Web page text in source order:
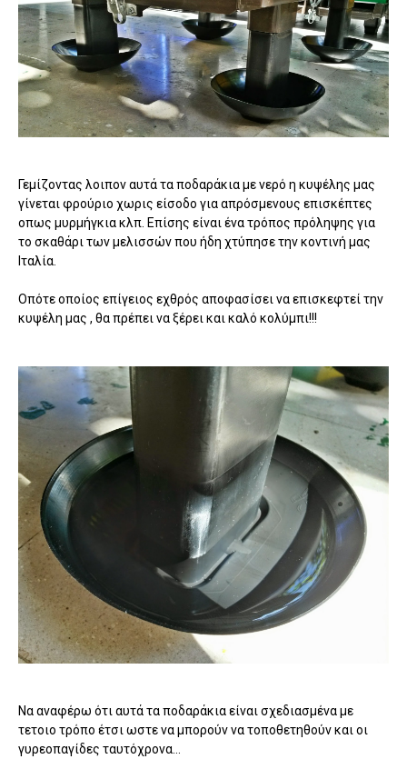
Γεμίζοντας λοιπον αυτά τα ποδαράκια με νερό η κυψέλης μας
γίνεται φρούριο χωρις είσοδο για απρόσμενους επισκέπτες
οπως μυρμήγκια κλπ. Επίσης είναι ένα τρόπος πρόληψης για
το σκαθάρι των μελισσών που ήδη χτύπησε την κοντινή μας
Ιταλία.
Οπότε οποίος επίγειος εχθρός αποφασίσει να επισκεφτεί την
κυψέλη μας , θα πρέπει να ξέρει και καλό κολύμπι!!!
Να αναφέρω ότι αυτά τα ποδαράκια είναι σχεδιασμένα με
τετοιο τρόπο έτσι ωστε να μπορούν να τοποθετηθούν και οι
γυρεοπαγίδες ταυτόχρονα...